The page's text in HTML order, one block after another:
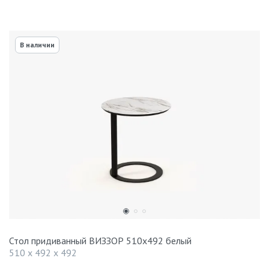
В наличии
Стол придиванный ВИЗЗОР 510x492 белый
510 x 492 x 492